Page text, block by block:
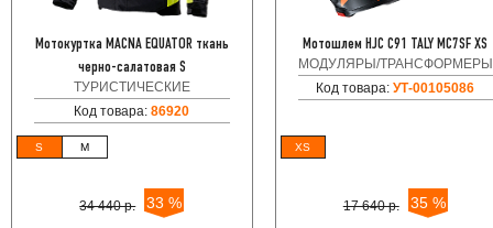
Мотокуртка MACNA EQUATOR ткань
черно-салатовая S
ТУРИСТИЧЕСКИЕ
Код товара:86920
S M
34 440 р. 33 %
Мотошлем HJC C91 TALY MC7SF XS
МОДУЛЯРЫ/ТРАНСФОРМЕРЫ
Код товара:УТ-00105086
XS
17 640 р. 35 %